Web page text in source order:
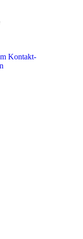
Kon­takt­